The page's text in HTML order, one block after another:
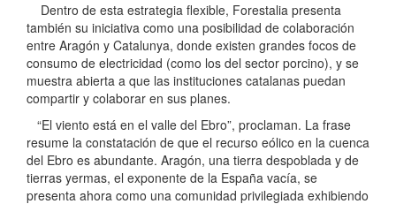
Dentro de esta estrategia flexible, Forestalia presenta
también su iniciativa como una posibilidad de colaboración
entre Aragón y Catalunya, donde existen grandes focos de
consumo de electricidad (como los del sector porcino), y se
muestra abierta a que las instituciones catalanas puedan
compartir y colaborar en sus planes.
“El viento está en el valle del Ebro”, proclaman. La frase
resume la constatación de que el recurso eólico en la cuenca
del Ebro es abundante. Aragón, una tierra despoblada y de
tierras yermas, el exponente de la España vacía, se
presenta ahora como una comunidad privilegiada exhibiendo